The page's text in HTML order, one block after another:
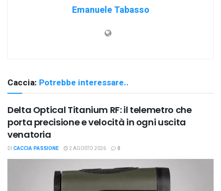
Emanuele Tabasso
Caccia: Potrebbe interessare..
Delta Optical Titanium RF: il telemetro che
porta precisione e velocità in ogni uscita
venatoria
DI CACCIA PASSIONE 2 AGOSTO 2026 0